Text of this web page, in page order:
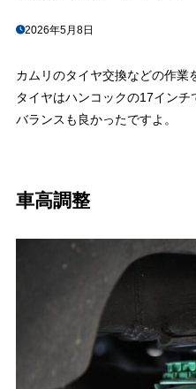
2026年5月8日
カムリのタイヤ交換などの作業
タイヤはハンコックの17インチ
バランスも良かったですよ。
車高調整